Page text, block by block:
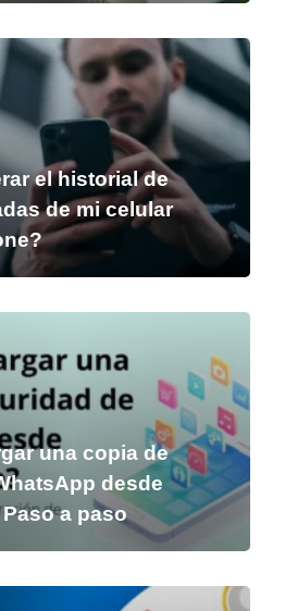
el historial de
de mi celular
una copia de
desde
a paso